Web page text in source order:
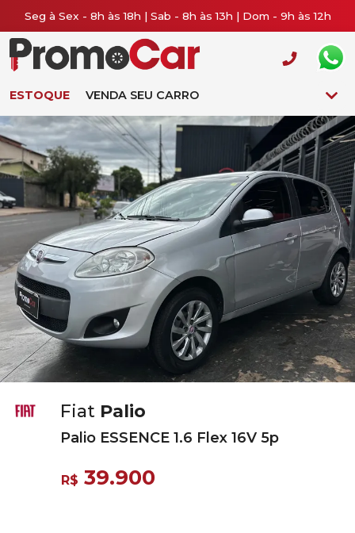
Seg à Sex - 8h às 18h | Sab - 8h às 13h | Dom - 9h às 12h
ESTOQUE VENDA SEU CARRO
Fiat Palio
Palio ESSENCE 1.6 Flex 16V 5p
R$ 39.900